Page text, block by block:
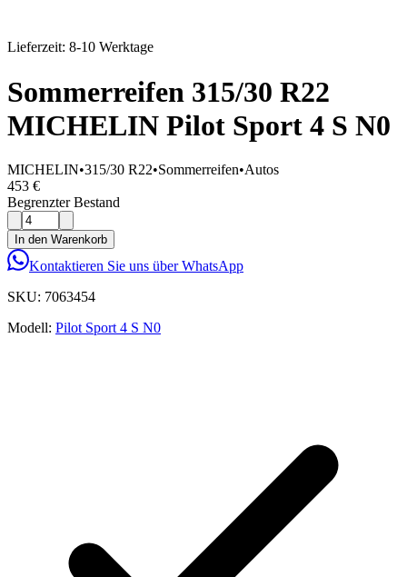
Lieferzeit: 8-10 Werktage
Sommerreifen 315/30 R22
MICHELIN Pilot Sport 4 S N0
MICHELIN•315/30 R22•Sommerreifen•Autos
453 €
Begrenzter Bestand
In den Warenkorb
Kontaktieren Sie uns über WhatsApp
SKU: 7063454
Modell: Pilot Sport 4 S N0